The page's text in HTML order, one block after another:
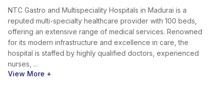
NTC Gastro and Multispeciality Hospitals in Madurai is a
reputed multi-specialty healthcare provider with 100 beds,
offering an extensive range of medical services. Renowned
for its modern infrastructure and excellence in care, the
hospital is staffed by highly qualified doctors, experienced
nurses, ...
View More +